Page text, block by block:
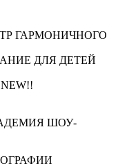
ГАРМОНИЧНОГО
ДЛЯ ДЕТЕЙ
ШОУ-